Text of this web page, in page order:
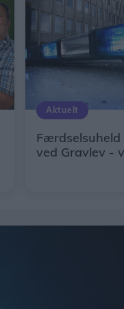
Aktuelt
ved Gravlev -